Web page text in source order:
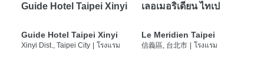
Guide Hotel Taipei Xinyi
Guide Hotel Taipei Xinyi
Xinyi Dist., Taipei City | โรงแรม
เลอเมอริเดียน ไทเป
Le Meridien Taipei
信義區, 台北市 | โรงแรม